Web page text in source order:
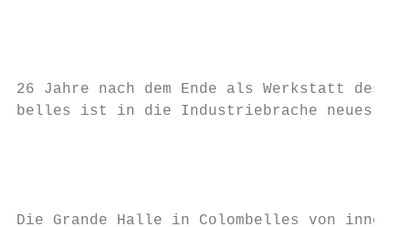
26 Jahre nach dem Ende als Werkstatt des
belles ist in die Industriebrache neues
Die Grande Halle in Colombelles von innen: